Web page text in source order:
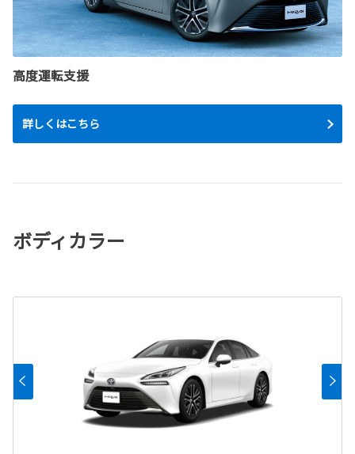
高度運転支援
詳しくはこちら
ボディカラー